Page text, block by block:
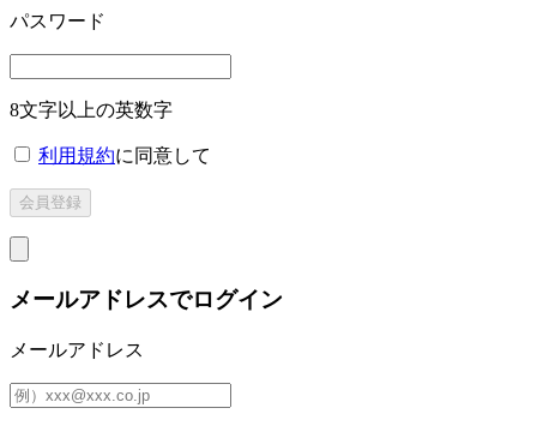
パスワード
8文字以上の英数字
利用規約に同意して
メールアドレスでログイン
メールアドレス